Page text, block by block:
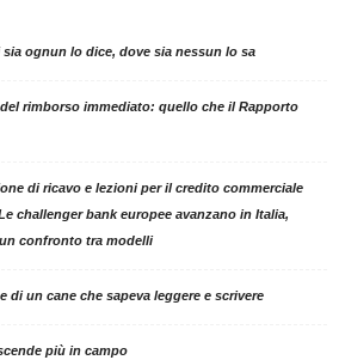
ognun lo dice, dove sia nessun lo sa
rimborso immediato: quello che il Rapporto
di ricavo e lezioni per il credito commerciale
challenger bank europee avanzano in Italia,
confronto tra modelli
di un cane che sapeva leggere e scrivere
più in campo